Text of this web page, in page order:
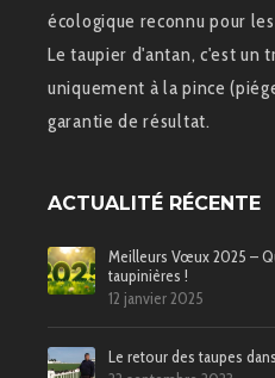
écologique reconnu pour
Le taupier d'antan, c'est un
uniquement à la pince
garantie de résultat.
ACTUALITÉ RÉCENTE
Meilleurs Vœux 2025 –
taupinières !
12 janvier 2025
Le retour des taupes